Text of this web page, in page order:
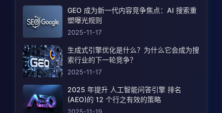
GEO 成为新一代内容竞争焦点：AI 搜索重
塑曝光规则
2025-11-17
生成式引擎优化是什么？为什么它会成为搜
索行业的下一轮竞争？
2025-11-17
2025 年提升 人工智能问答引擎 排名
(AEO)的 12 个行之有效的策略